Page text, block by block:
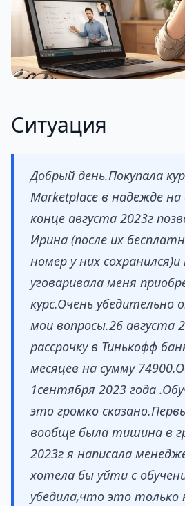
Ситуация
Добрый день.Покупала
Marketplace в надежде
конце августа 2023г
Ирина (после их
номер у них
уговаривала меня
курс.Очень убедительно
мои вопросы.26 августа
рассрочку в Тинькофф
месяцев на сумму
1сентября 2023 года
это громко
вообще была тишина в
2023г я написала
хотела бы уйти с
убедила,что это только